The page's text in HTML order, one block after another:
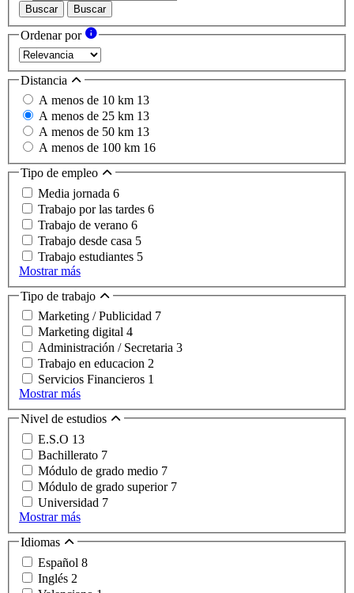
Buscar Buscar
Ordenar por
Distancia
A menos de 10 km 13
A menos de 25 km 13
A menos de 50 km 13
A menos de 100 km 16
Tipo de empleo
Media jornada 6
Trabajo por las tardes 6
Trabajo de verano 6
Trabajo desde casa 5
Trabajo estudiantes 5
Mostrar más
Tipo de trabajo
Marketing / Publicidad 7
Marketing digital 4
Administración / Secretaria 3
Trabajo en educacion 2
Servicios Financieros 1
Mostrar más
Nivel de estudios
E.S.O 13
Bachillerato 7
Módulo de grado medio 7
Módulo de grado superior 7
Universidad 7
Mostrar más
Idiomas
Español 8
Inglés 2